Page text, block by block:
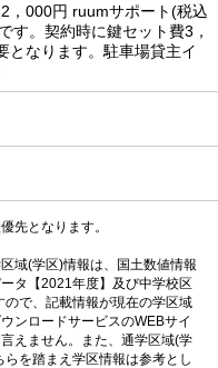
，000円 ruumサポート(税込
す。契約時に鍵セット費3，
となります。駐車場貸主イ
先となります。
域(学区)情報は、国土数値情報
タ【2021年度】及び中学校区
で、記載情報が現在の学区域
ンロードサービスのWEBサイ
えません。また、通学区域(学
を踏まえ学区情報は参考とし